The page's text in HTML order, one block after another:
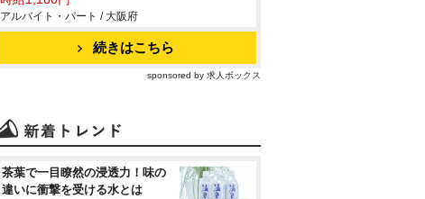
アルバイト・パート / 大阪府
続きはこちら
sponsored by 求人ボックス
茶葉で一目瞭然の浸透力！味の
違いに衝撃を受ける水とは